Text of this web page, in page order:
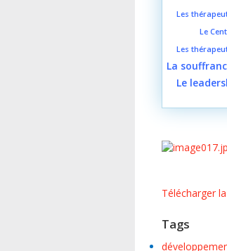
Les
Le
Les
La
Le
Télécharger
Tags